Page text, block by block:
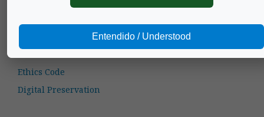
Ethics Code
Digital Preservation
Entendido / Understood